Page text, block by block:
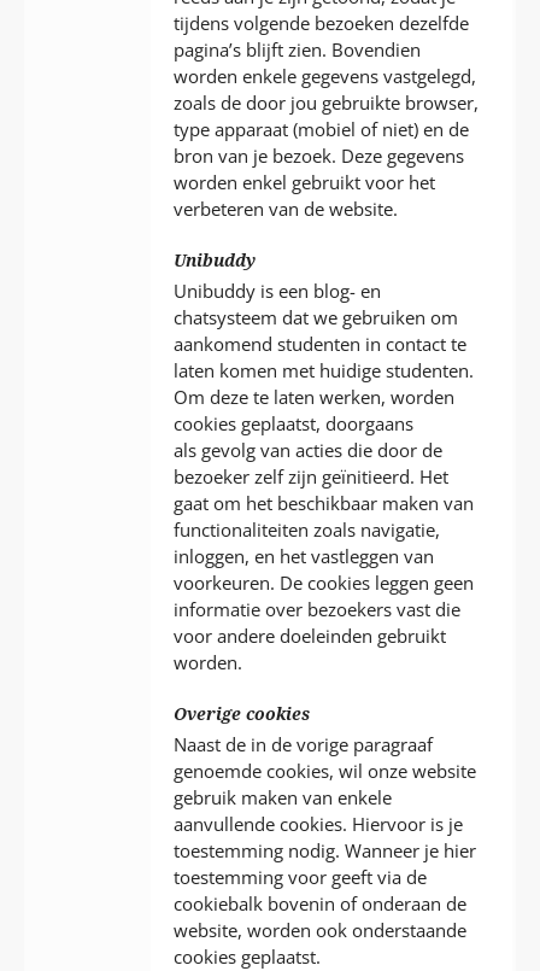
tijdens volgende bezoeken dezelfde
pagina’s blijft zien. Bovendien
worden enkele gegevens vastgelegd,
zoals de door jou gebruikte browser,
type apparaat (mobiel of niet) en de
bron van je bezoek. Deze gegevens
worden enkel gebruikt voor het
verbeteren van de website.
Unibuddy
Unibuddy is een blog- en
chatsysteem dat we gebruiken om
aankomend studenten in contact te
laten komen met huidige studenten.
Om deze te laten werken, worden
cookies geplaatst, doorgaans
als gevolg van acties die door de
bezoeker zelf zijn geïnitieerd. Het
gaat om het beschikbaar maken van
functionaliteiten zoals navigatie,
inloggen, en het vastleggen van
voorkeuren. De cookies leggen geen
informatie over bezoekers vast die
voor andere doeleinden gebruikt
worden.
Overige cookies
Naast de in de vorige paragraaf
genoemde cookies, wil onze website
gebruik maken van enkele
aanvullende cookies. Hiervoor is je
toestemming nodig. Wanneer je hier
toestemming voor geeft via de
cookiebalk bovenin of onderaan de
website, worden ook onderstaande
cookies geplaatst.